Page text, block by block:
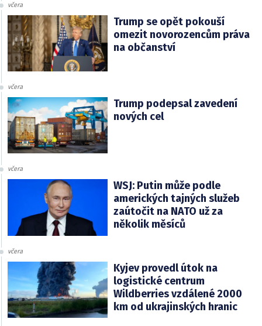
včera
Trump se opět pokouší
omezit novorozencům práva
na občanství
včera
Trump podepsal zavedení
nových cel
včera
WSJ: Putin může podle
amerických tajných služeb
zaútočit na NATO už za
několik měsíců
včera
Kyjev provedl útok na
logistické centrum
Wildberries vzdálené 2000
km od ukrajinských hranic